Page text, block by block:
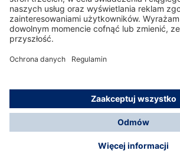
O nas
Korzystanie ze sklepu
© Dräger Polska Sp. z o.o., 2025
*Wszystkie ceny bez VAT, na